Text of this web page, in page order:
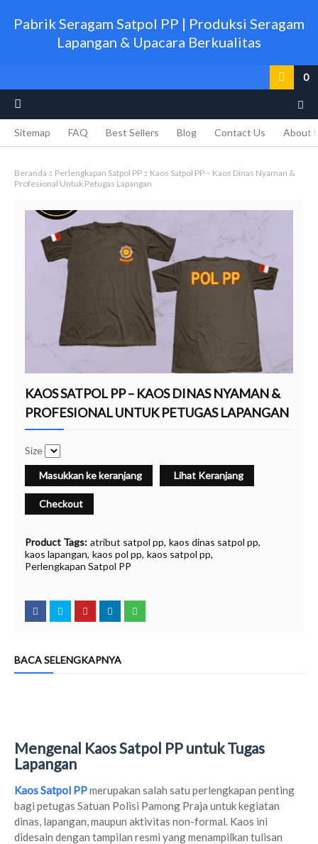
Pabrik Seragam Satpol PP | Produksi Seragam
Lapangan & Upacara Berkualitas
0
Sitemap FAQ Best Sellers Blog Contact Us About
Beranda Perlengkapan Satpol PP
Kaos Satpol PP – Kaos Dinas Nyaman &
Profesional Untuk Petugas Lapangan
KAOS SATPOL PP – KAOS DINAS NYAMAN &
PROFESIONAL UNTUK PETUGAS LAPANGAN
Size
Masukkan ke keranjang Lihat Keranjang
Checkout
Product Tags: atribut satpol pp kaos dinas satpol pp
kaos lapangan kaos pol pp kaos satpol pp
Perlengkapan Satpol PP
BACA SELENGKAPNYA
Mengenal Kaos Satpol PP untuk Tugas
Lapangan
Kaos Satpol PPmerupakan salah satu perlengkapan penting
bagi petugas Satuan Polisi Pamong Praja untuk kegiatan
dinas, lapangan, maupun aktivitas non-formal. Kaos ini
didesain dengan tampilan resmi yang menampilkan tulisan